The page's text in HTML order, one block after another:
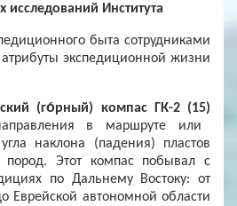
исследований Института
быта сотрудниками
экспедиционной жизни
(го́рный) компас ГК-2 (15)
в маршруте или
наклона (падения) пластов
пород. Этот компас побывал с
по Дальнему Востоку: от
Еврейской автономной области